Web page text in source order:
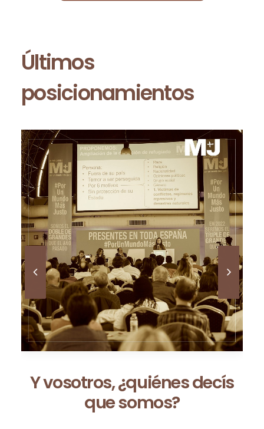
Últimos
posicionamientos
Ceuta no es una excepción:
es la consecuencia de un